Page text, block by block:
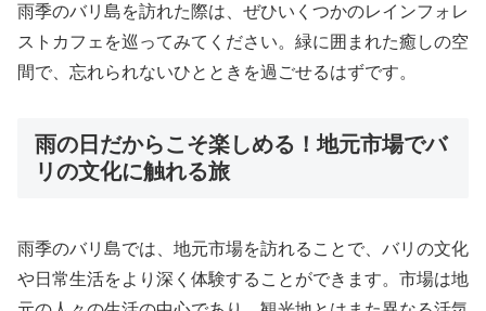
雨季のバリ島を訪れた際は、ぜひいくつかのレインフォレ
ストカフェを巡ってみてください。緑に囲まれた癒しの空
間で、忘れられないひとときを過ごせるはずです。
雨の日だからこそ楽しめる！地元市場でバ
リの文化に触れる旅
雨季のバリ島では、地元市場を訪れることで、バリの文化
や日常生活をより深く体験することができます。市場は地